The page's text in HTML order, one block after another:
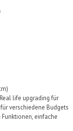
life upgrading für
verschiedene Budgets
einfache